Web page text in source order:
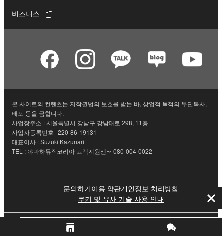
닫
기
비즈니스
본 사이트의 컨텐츠는 저작권법의 보호를 받는 바, 상업적 목적의 무단복사,
배포 등을 금합니다.
사업장주소 : 서울특별시 강남구 강남대로 298, 11층
사업자등록번호 : 220-86-19131
대표이사 : Suzuki Kazunari
TEL : 야마하뮤직코리아 고객지원센터 080-004-0022
문의하기이용 약관개인정보 처리방침
쿠키 및 유사 기술 사용 안내